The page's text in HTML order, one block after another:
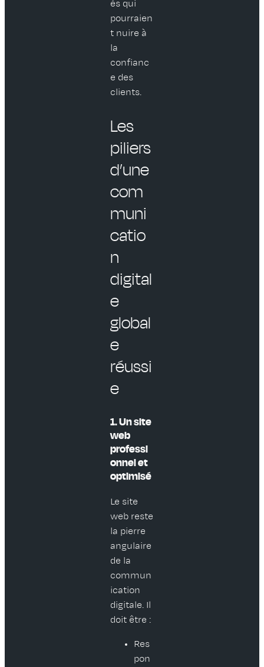
és qui
pourraien
t nuire à
la
confianc
e des
clients.
Les
piliers
d’une
com
muni
catio
n
digital
e
global
e
réussi
e
1. Un site
web
professi
onnel et
optimisé
Le site
web reste
la pierre
angulaire
de la
commun
ication
digitale. Il
doit être :
Res
pon